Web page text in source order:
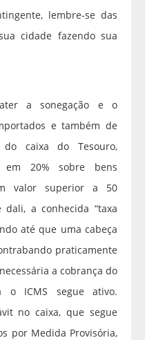
lembre-se das
cidade fazendo sua
a sonegação e o
e também de
caixa do Tesouro,
em 20% sobre bens
valor superior a 50
a conhecida “taxa
até que uma cabeça
praticamente
a cobrança do
o ICMS segue ativo.
no caixa, que segue
por Medida Provisória,